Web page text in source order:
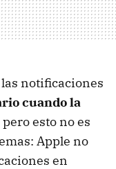
notificaciones
cuando la
pero esto no es
Apple no
en